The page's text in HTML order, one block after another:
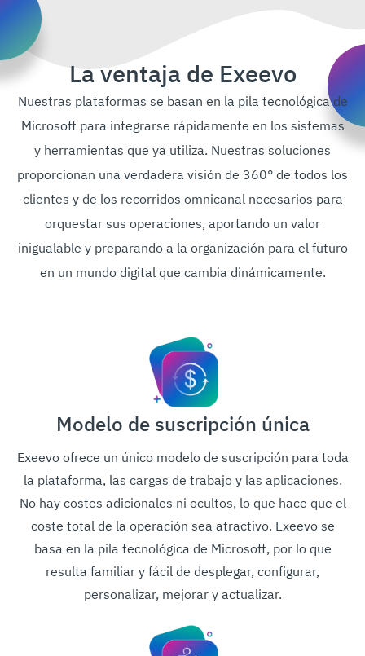
La ventaja de Exeevo
Nuestras plataformas se basan en la pila tecnológica de
Microsoft para integrarse rápidamente en los sistemas
y herramientas que ya utiliza. Nuestras soluciones
proporcionan una verdadera visión de 360° de todos los
clientes y de los recorridos omnicanal necesarios para
orquestar sus operaciones, aportando un valor
inigualable y preparando a la organización para el futuro
en un mundo digital que cambia dinámicamente.
Modelo de suscripción única
Exeevo ofrece un único modelo de suscripción para toda
la plataforma, las cargas de trabajo y las aplicaciones.
No hay costes adicionales ni ocultos, lo que hace que el
coste total de la operación sea atractivo. Exeevo se
basa en la pila tecnológica de Microsoft, por lo que
resulta familiar y fácil de desplegar, configurar,
personalizar, mejorar y actualizar.